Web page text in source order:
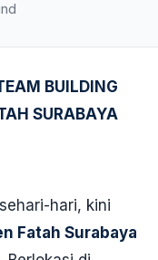
BUILDING
SURABAYA
hari, kini
Fatah Surabaya